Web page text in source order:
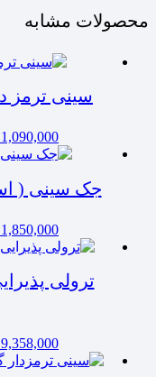
محصولات مشابه
سینی ترمز دار مشکی
1,090,000
جک سینی (
1,850,000
ترولی
9,358,000